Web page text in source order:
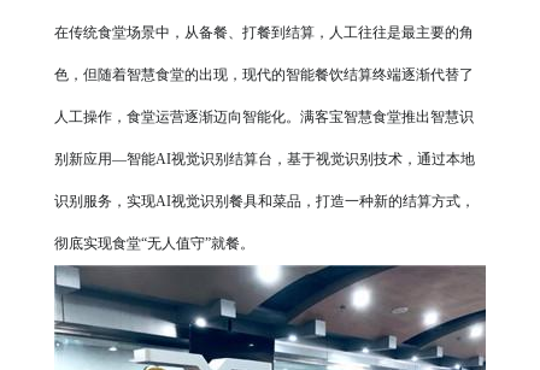
在传统食堂场景中，从备餐、打餐到结算，人工往往是最主要的角
色，但随着智慧食堂的出现，现代的智能餐饮结算终端逐渐代替了
人工操作，食堂运营逐渐迈向智能化。满客宝智慧食堂推出智慧识
别新应用—智能AI视觉识别结算台，基于视觉识别技术，通过本地
识别服务，实现AI视觉识别餐具和菜品，打造一种新的结算方式，
彻底实现食堂“无人值守”就餐。